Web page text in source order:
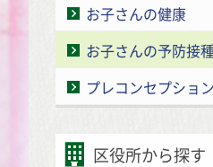
お子さんの健康
お子さんの予防接種
プレコンセプショ
区役所から探す